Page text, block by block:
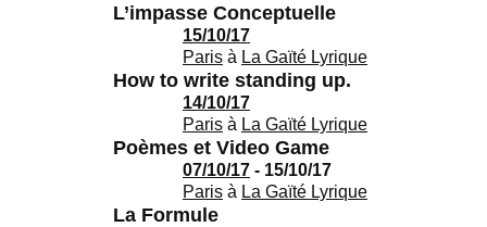
L’impasse Conceptuelle
15/10/17
Paris à La Gaïté Lyrique
How to write standing up.
14/10/17
Paris à La Gaïté Lyrique
Poèmes et Video Game
07/10/17 - 15/10/17
Paris à La Gaïté Lyrique
La Formule